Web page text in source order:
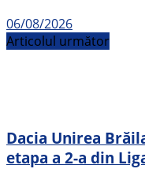
06/08/2026
Articolul următor
Dacia Unirea
etapa a 2-a din